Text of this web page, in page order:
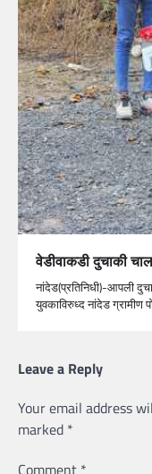
वेडीवाकडी दुचाकी
नांदेड(प्रतिनिधी)-आपली
युवकाविरुध्द नांदेड
Leave a Reply
Your email address
marked *
Comment *